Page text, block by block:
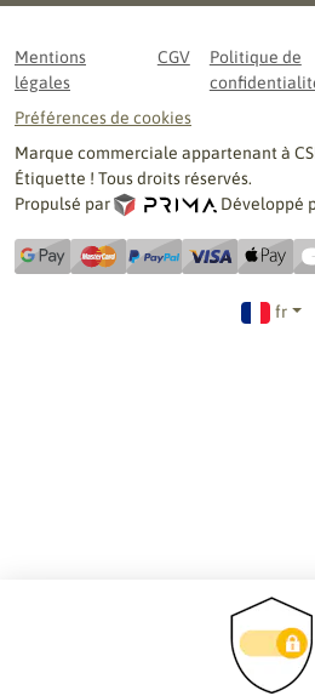
Mentions
légales
CGV
Politique de
Préférences de cookies
Marque commerciale appartenant à
Étiquette ! Tous droits réservés.
Propulsé par
Développé
fr